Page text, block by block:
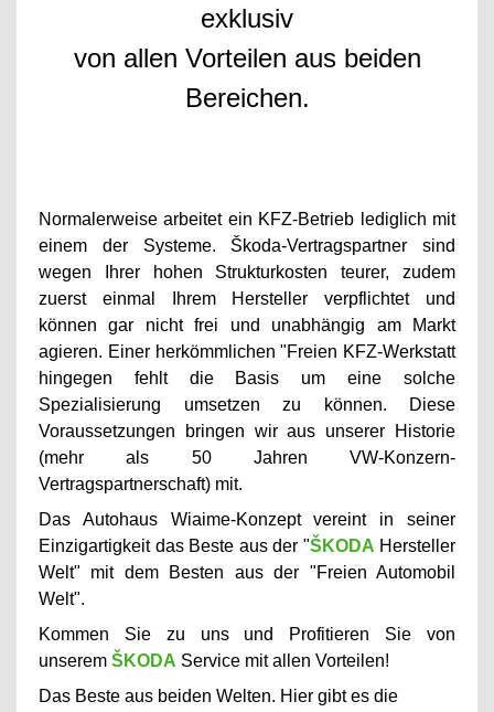
exklusiv
von allen Vorteilen aus beiden
Bereichen.
Normalerweise arbeitet ein KFZ-Betrieb lediglich mit
einem der Systeme. Škoda-Vertragspartner sind
wegen Ihrer hohen Strukturkosten teurer, zudem
zuerst einmal Ihrem Hersteller verpflichtet und
können gar nicht frei und unabhängig am Markt
agieren. Einer herkömmlichen "Freien KFZ-Werkstatt
hingegen fehlt die Basis um eine solche
Spezialisierung umsetzen zu können. Diese
Voraussetzungen bringen wir aus unserer Historie
(mehr als 50 Jahren VW-Konzern-
Vertragspartnerschaft) mit.
Das Autohaus Wiaime-Konzept vereint in seiner
Einzigartigkeit das Beste aus der "ŠKODA Hersteller
Welt" mit dem Besten aus der "Freien Automobil
Welt".
Kommen Sie zu uns und Profitieren Sie von
unserem ŠKODA Service mit allen Vorteilen!
Das Beste aus beiden Welten. Hier gibt es die